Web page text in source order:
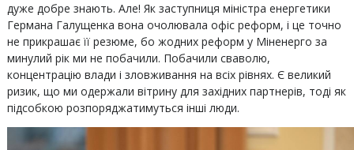
дуже добре знають. Але! Як заступниця міністра енергетики
Германа Галущенка вона очолювала офіс реформ, і це точно
не прикрашає її резюме, бо жодних реформ у Міненерго за
минулий рік ми не побачили. Побачили сваволю,
концентрацію влади і зловживання на всіх рівнях. Є великий
ризик, що ми одержали вітрину для західних партнерів, тоді як
підсобкою розпоряджатимуться інші люди.